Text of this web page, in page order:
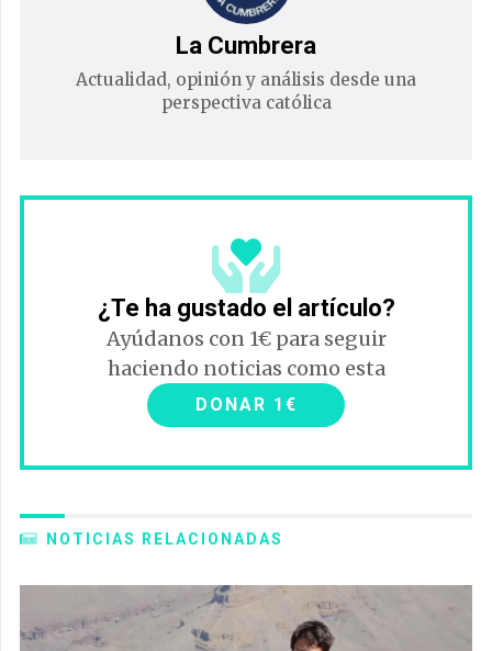
La Cumbrera
Actualidad, opinión y análisis desde una
perspectiva católica
¿Te ha gustado el artículo?
Ayúdanos con 1€ para seguir
haciendo noticias como esta
DONAR 1€
NOTICIAS RELACIONADAS